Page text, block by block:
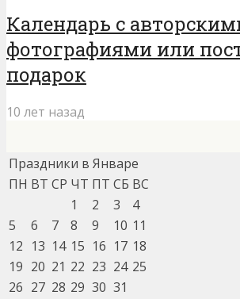
Календарь с
фотографиями или
подарок
10 лет назад
Праздники в Январе
ПН ВТ СР ЧТ ПТ СБ ВС
1
2 3
4
5
6 7 8 9 10 11
12 13 14 15 16 17 18
19 20 21 22 23 24 25
26 27 28 29 30 31